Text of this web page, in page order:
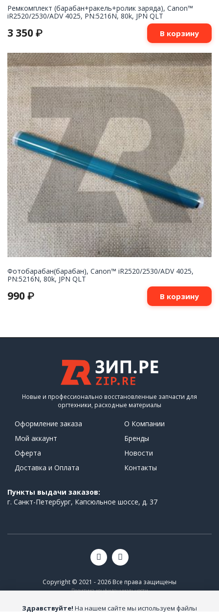
Ремкомплект (барабан+ракель+ролик заряда), Canon™
iR2520/2530/ADV 4025, PN:5216N, 80k, JPN QLT
3 350 ₽ В корзину
Фотобарабан(барабан), Canon™ iR2520/2530/ADV 4025,
PN:5216N, 80k, JPN QLT
990 ₽ В корзину
Новые и профессионально восстановленные запчасти для
оргтехники, расходные материалы
Оформление заказа
Мой аккаунт
Оферта
Доставка и Оплата
О Компании
Бренды
Новости
Контакты
Пункты выдачи заказов:
г. Санкт-Петербург, Капсюльное шоссе, д. 37
Copyright © 2021 - 2026 Все права защищены
Политика конфиденциальности
Здравствуйте! На нашем сайте мы используем файлы